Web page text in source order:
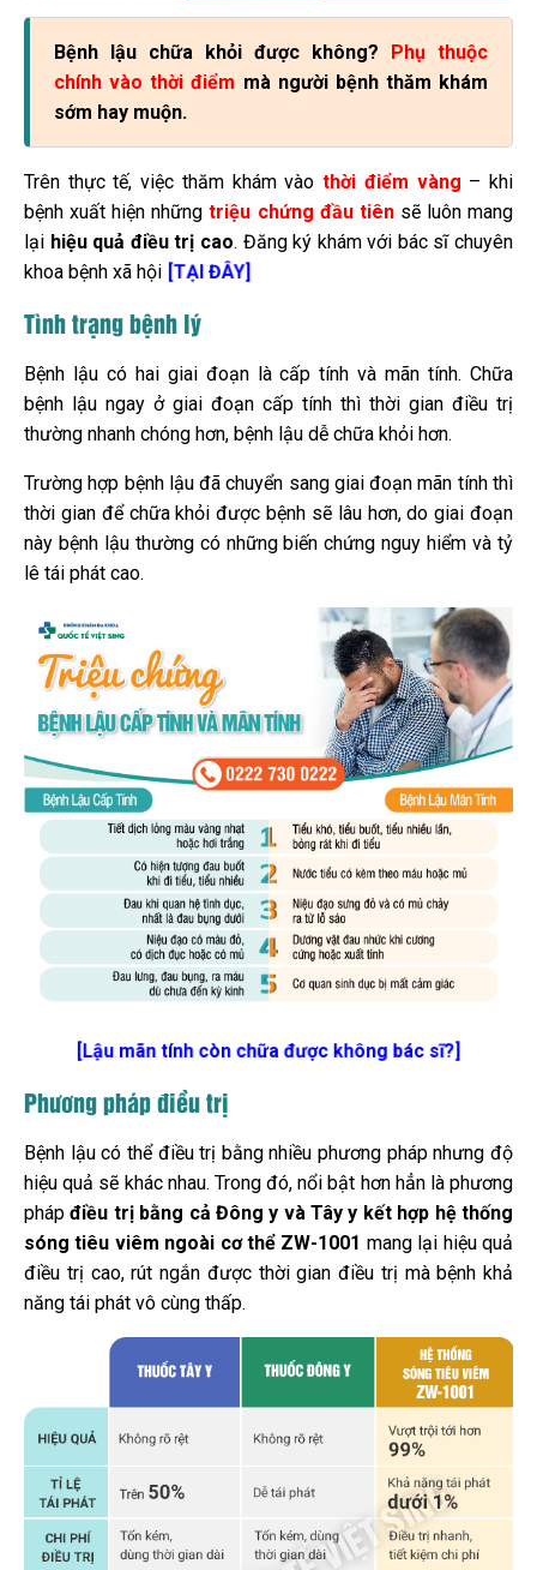
Bệnh lậu chữa khỏi được không?
Phụ thuộc
chính vào thời điểm mà người bệnh thăm khám
sớm hay muộn.
Trên thực tế, việc thăm khám vàothời điểm vàng – khi
bệnh xuất hiện nhữngtriệu chứng đầu tiênsẽ luôn mang
lại hiệu quả điều trị cao. Đăng ký khám với bác sĩ chuyên
khoa bệnh xã hội [TẠI ĐÂY]
Tình trạng bệnh lý
Bệnh lậu có hai giai đoạn là cấp tính và mãn tính. Chữa
bệnh lậu ngay ở giai đoạn cấp tính thì thời gian điều trị
thường nhanh chóng hơn, bệnh lậu dễ chữa khỏi hơn.
Trường hợp bệnh lậu đã chuyển sang giai đoạn mãn tính thì
thời gian để chữa khỏi được bệnh sẽ lâu hơn, do giai đoạn
này bệnh lậu thường có những biến chứng nguy hiểm và tỷ
lê tái phát cao.
[Lậu mãn tính còn chữa được không bác sĩ?]
Phương pháp điều trị
Bệnh lậu có thể điều trị bằng nhiều phương pháp nhưng độ
hiệu quả sẽ khác nhau. Trong đó, nổi bật hơn hẳn là phương
pháp điều trị bằng cả Đông y và Tây y kết hợp hệ thống
sóng tiêu viêm ngoài cơ thể ZW-1001 mang lại hiệu quả
điều trị cao, rút ngắn được thời gian điều trị mà bệnh khả
năng tái phát vô cùng thấp.